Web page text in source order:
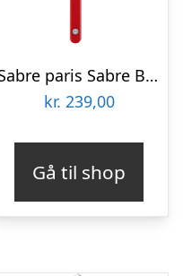
Sabre paris Sabre Bistrot Solid Kagespade, rød
kr. 239,00
Gå til shop